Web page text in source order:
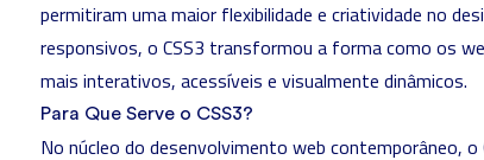
permitiram uma maior flexibilidade e criatividade no
responsivos, o CSS3 transformou a forma como os
mais interativos, acessíveis e visualmente dinâmicos.
Para Que Serve o CSS3?
No núcleo do desenvolvimento web contemporâneo, o